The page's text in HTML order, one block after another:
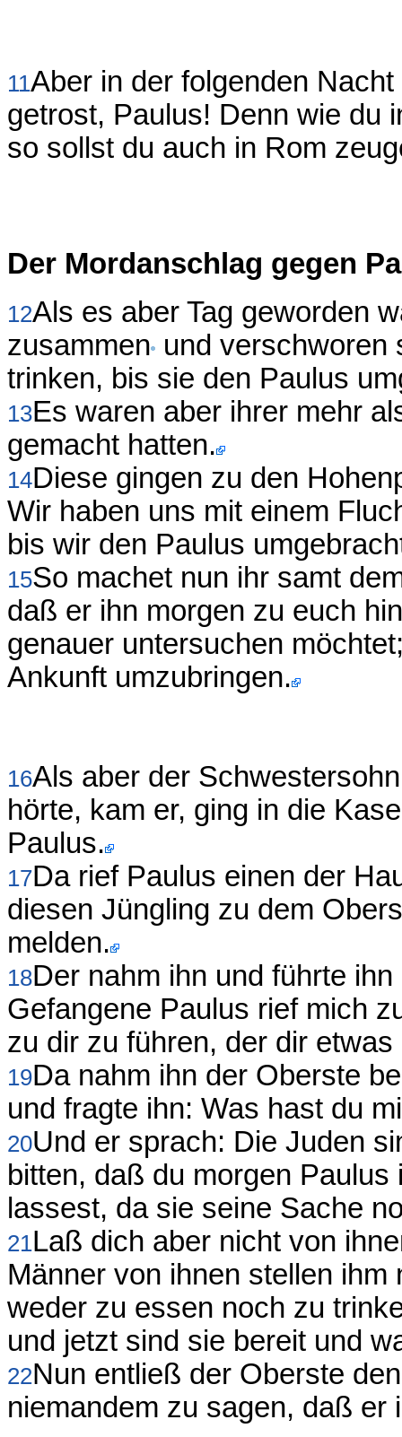
11Aber in der folgenden
getrost, Paulus! Denn wie du
so sollst du auch in Rom
Der Mordanschlag gegen
12Als es aber Tag geworden
zusammen und verschworen
trinken, bis sie den Paulus
13Es waren aber ihrer mehr
gemacht hatten.
14Diese gingen zu den
Wir haben uns mit einem
bis wir den Paulus
15So machet nun ihr samt
daß er ihn morgen zu euch
genauer untersuchen
Ankunft umzubringen.
16Als aber der
hörte, kam er, ging in die
Paulus.
17Da rief Paulus einen der
diesen Jüngling zu dem
melden.
18Der nahm ihn und führte
Gefangene Paulus rief mich
zu dir zu führen, der dir
19Da nahm ihn der Oberste
und fragte ihn: Was hast du
20Und er sprach: Die Juden
bitten, daß du morgen
lassest, da sie seine Sache
21Laß dich aber nicht von
Männer von ihnen stellen
weder zu essen noch zu
und jetzt sind sie bereit und
22Nun entließ der Oberste
niemandem zu sagen, daß